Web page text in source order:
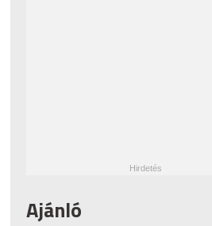
Ajánló